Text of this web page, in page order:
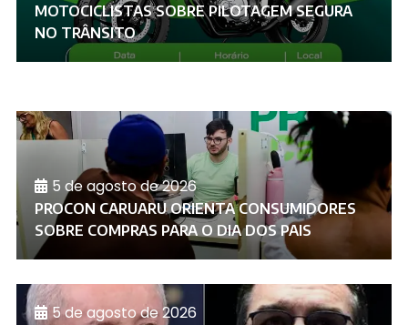
MOTOCICLISTAS SOBRE PILOTAGEM SEGURA
NO TRÂNSITO
5 de agosto de 2026
PROCON CARUARU ORIENTA CONSUMIDORES
SOBRE COMPRAS PARA O DIA DOS PAIS
5 de agosto de 2026